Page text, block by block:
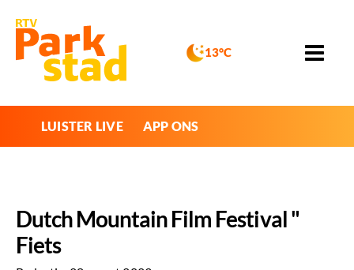
13°C
LUISTER LIVE APP ONS
Dutch Mountain Film Festival "
Fiets